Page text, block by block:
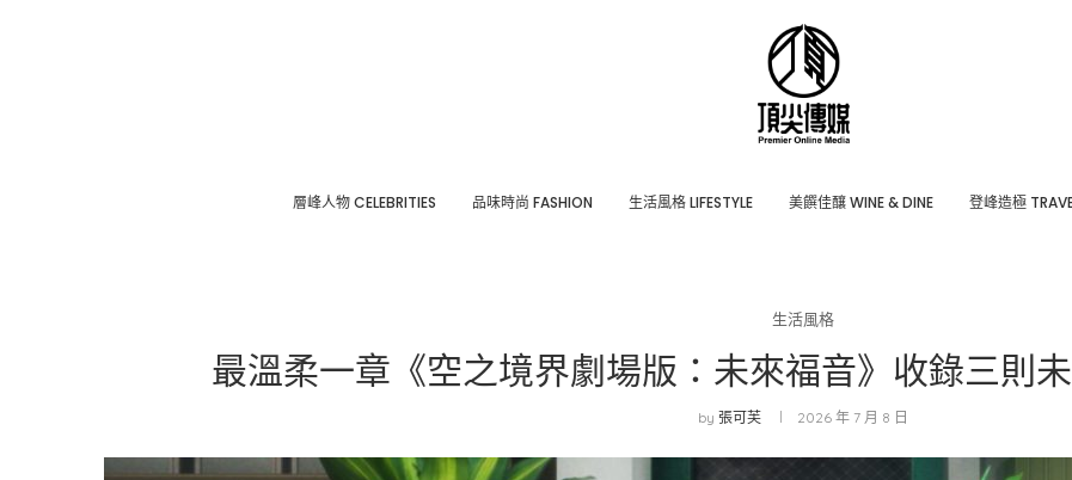
層峰⼈物 CELEBRITIES 品味時尚 FASHION ⽣活風格 LIFESTYLE 美饌佳釀 WINE & DINE 登峰造極
生活風格
最溫柔一章《空之境界劇場版：未來福音》收錄三則
by 張可芙 2026 年 7 月 8 日